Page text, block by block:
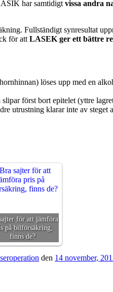
har samtidigt vissa andra
Fullständigt synresultat
för att LASEK ger ett bättre
löses upp med en
slipar först bort epitelet (yttre
utrustning klarar inte av steget
för att jämföra
på bilförsäkring,
finns de?
den 14 november,